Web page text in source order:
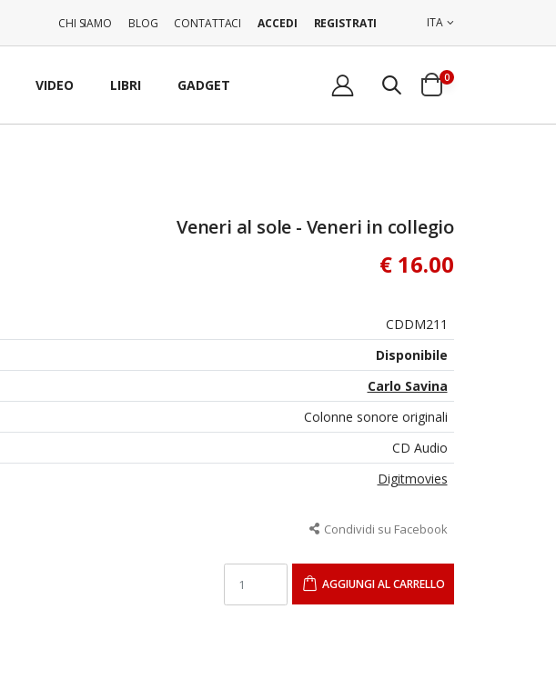
CHI SIAMO BLOG CONTATTACI ACCEDI REGISTRATI ITA
VIDEO LIBRI GADGET 0
Veneri al sole - Veneri in collegio
€ 16.00
CDDM211
Disponibile
Carlo Savina
Colonne sonore originali
CD Audio
Digitmovies
Condividi su Facebook
AGGIUNGI AL CARRELLO